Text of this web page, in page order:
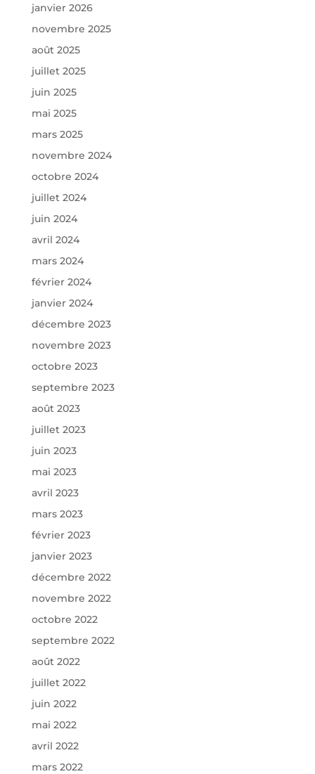
janvier 2026
novembre 2025
août 2025
juillet 2025
juin 2025
mai 2025
mars 2025
novembre 2024
octobre 2024
juillet 2024
juin 2024
avril 2024
mars 2024
février 2024
janvier 2024
décembre 2023
novembre 2023
octobre 2023
septembre 2023
août 2023
juillet 2023
juin 2023
mai 2023
avril 2023
mars 2023
février 2023
janvier 2023
décembre 2022
novembre 2022
octobre 2022
septembre 2022
août 2022
juillet 2022
juin 2022
mai 2022
avril 2022
mars 2022